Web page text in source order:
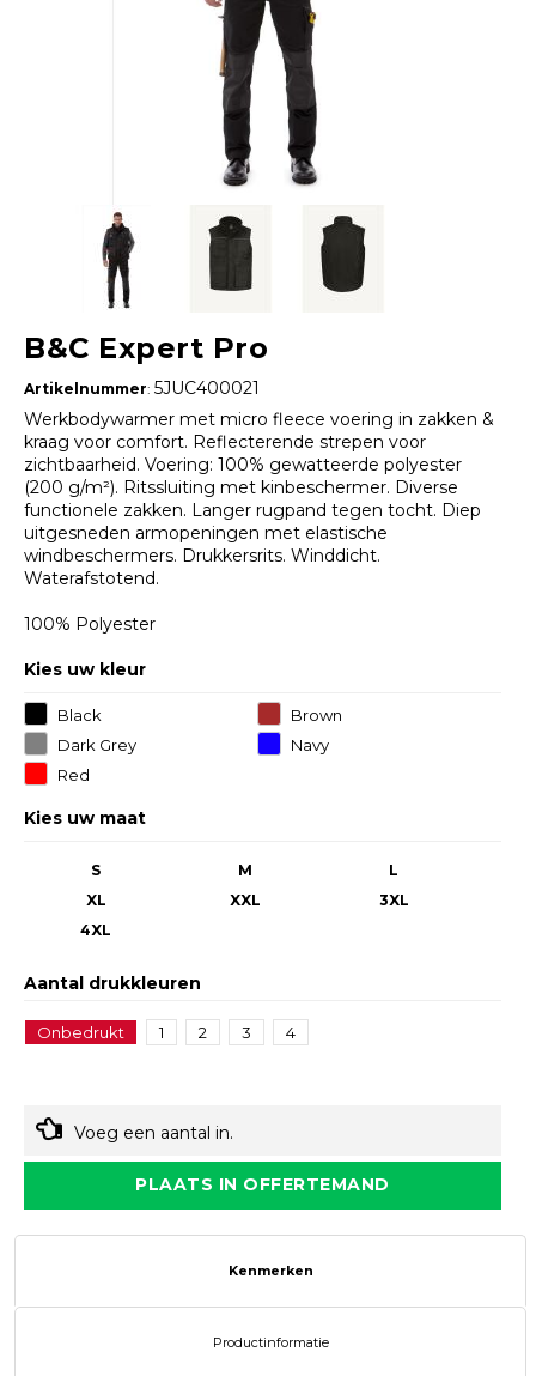
B&C Expert Pro
Artikelnummer:5JUC400021
Werkbodywarmer met micro fleece voering in zakken &
kraag voor comfort. Reflecterende strepen voor
zichtbaarheid. Voering: 100% gewatteerde polyester
(200 g/m²). Ritssluiting met kinbeschermer. Diverse
functionele zakken. Langer rugpand tegen tocht. Diep
uitgesneden armopeningen met elastische
windbeschermers. Drukkersrits. Winddicht.
Waterafstotend.
100% Polyester
Kies uw kleur
Black
Brown
Dark Grey
Navy
Red
Kies uw maat
S M
L
XL
XXL
3XL
4XL
Aantal drukkleuren
Onbedrukt 1 2 3 4
Voeg een aantal in.
PLAATS IN OFFERTEMAND
Kenmerken
Productinformatie